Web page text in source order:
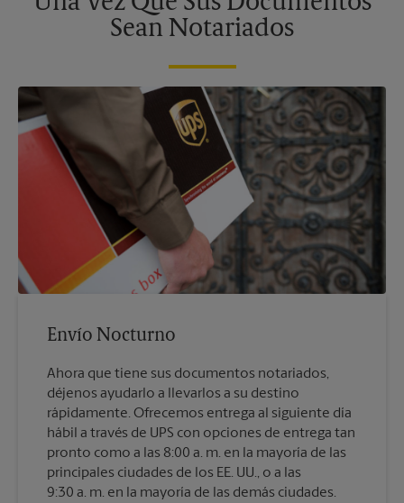
Sean Notariados
Envío Nocturno
Ahora que tiene sus documentos notariados,
déjenos ayudarlo a llevarlos a su destino
rápidamente. Ofrecemos entrega al siguiente día
hábil a través de UPS con opciones de entrega tan
pronto como a las 8:00 a. m. en la mayoría de las
principales ciudades de los EE. UU., o a las
9:30 a. m. en la mayoría de las demás ciudades.